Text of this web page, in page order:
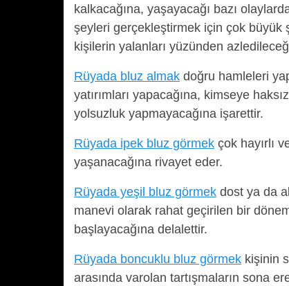
kalkacağına, yaşayacağı bazı
şeyleri gerçekleştirmek için çok büyük
kişilerin yalanları yüzünden
Rüyada bluz almak doğru hamleleri
yatırımları yapacağına, kimseye
yolsuzluk yapmayacağına işarettir.
Rüyada ipek bluz görmek çok hayırlı
yaşanacağına rivayet eder.
Rüyada yeşil bluz görmek dost ya da
manevi olarak rahat geçirilen bir
başlayacağına delalettir.
Rüyada boncuklu bluz görmek kişinin
arasında varolan tartışmaların sona